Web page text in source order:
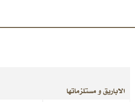
الاباريق و مستلزماتها